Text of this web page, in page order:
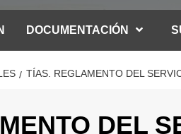
DOCUMENTACIÓN
TÍAS. REGLAMENTO DEL
DEL